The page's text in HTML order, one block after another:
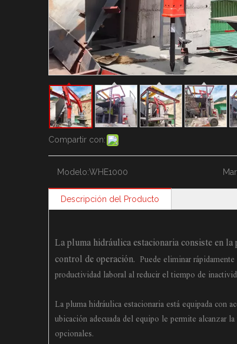
Compartir con:
Modelo:WHE1000
Descripción del Producto
La pluma hidráulica estacionaria consiste en
control de operación.
Puede eliminar
productividad laboral al reducir el tiempo de
La pluma hidráulica estacionaria está equipada
ubicación adecuada del equipo le permite alcanzar
opcionales.